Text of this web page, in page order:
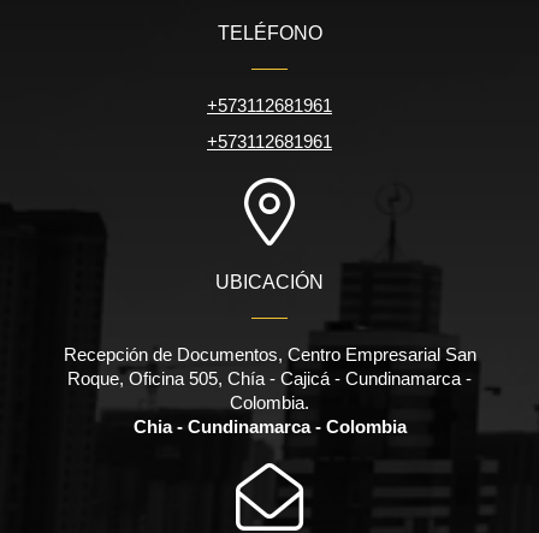
TELÉFONO
+573112681961
+573112681961
UBICACIÓN
Recepción de Documentos, Centro Empresarial San
Roque, Oficina 505, Chía - Cajicá - Cundinamarca -
Colombia.
Chia - Cundinamarca - Colombia